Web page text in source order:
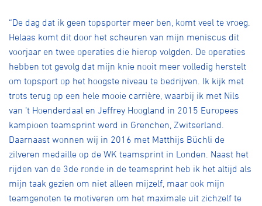
“De dag dat ik geen topsporter meer ben, komt veel te vroeg.
Helaas komt dit door het scheuren van mijn meniscus dit
voorjaar en twee operaties die hierop volgden. De operaties
hebben tot gevolg dat mijn knie nooit meer volledig herstelt
om topsport op het hoogste niveau te bedrijven. Ik kijk met
trots terug op een hele mooie carrière, waarbij ik met Nils
van ’t Hoenderdaal en Jeffrey Hoogland in 2015 Europees
kampioen teamsprint werd in Grenchen, Zwitserland.
Daarnaast wonnen wij in 2016 met Matthijs Büchli de
zilveren medaille op de WK teamsprint in Londen. Naast het
rijden van de 3de ronde in de teamsprint heb ik het altijd als
mijn taak gezien om niet alleen mijzelf, maar ook mijn
teamgenoten te motiveren om het maximale uit zichzelf te